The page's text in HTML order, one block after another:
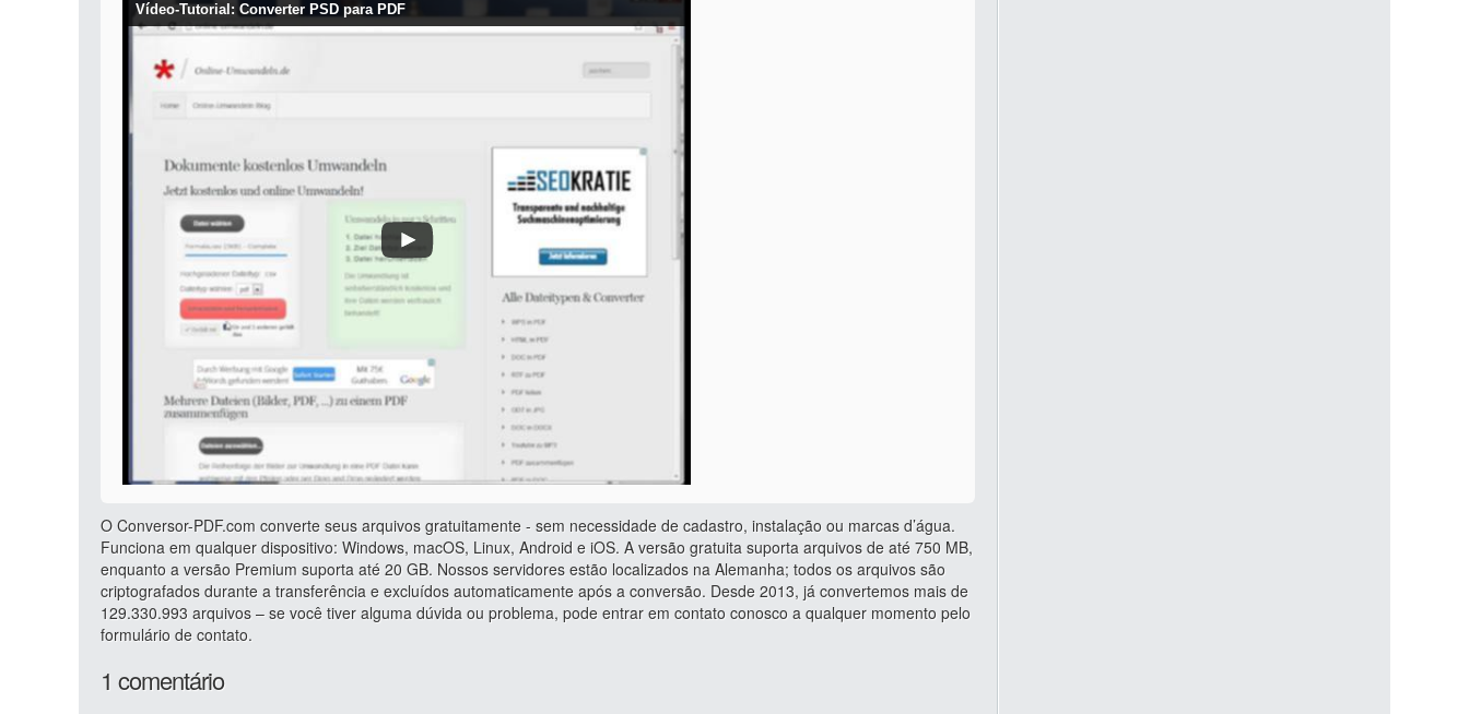
Vídeo-Tutorial: Converter PSD para PDF
O Conversor-PDF.com converte seus arquivos gratuitamente - sem necessidade de cadastro, instalação ou marcas d’água.
Funciona em qualquer dispositivo: Windows, macOS, Linux, Android e iOS. A versão gratuita suporta arquivos de até 750 MB,
enquanto a versão Premium suporta até 20 GB. Nossos servidores estão localizados na Alemanha; todos os arquivos são
criptografados durante a transferência e excluídos automaticamente após a conversão. Desde 2013, já convertemos mais de
129.330.993 arquivos – se você tiver alguma dúvida ou problema, pode entrar em contato conosco a qualquer momento pelo
formulário de contato.
1 comentário